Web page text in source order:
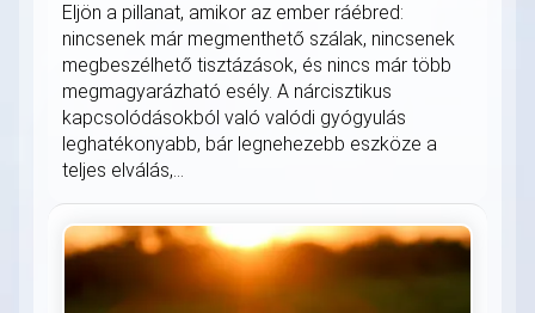
Eljön a pillanat, amikor az ember ráébred:
nincsenek már megmenthető szálak, nincsenek
megbeszélhető tisztázások, és nincs már több
megmagyarázható esély. A nárcisztikus
kapcsolódásokból való valódi gyógyulás
leghatékonyabb, bár legnehezebb eszköze a
teljes elválás,...